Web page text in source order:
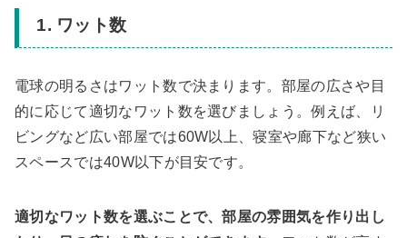
1. ワット数
電球の明るさはワット数で決まります。部屋の広さや目
的に応じて適切なワット数を選びましょう。例えば、リ
ビングなど広い部屋では60W以上、寝室や廊下など狭い
スペースでは40W以下が目安です。
適切なワット数を選ぶことで、部屋の雰囲気を作り出し